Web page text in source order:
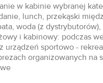
w kabinie wybranej
lunch, przekąski
woda (z
i kabinowy: podczas
urządzeń sportowo -
organizowanych